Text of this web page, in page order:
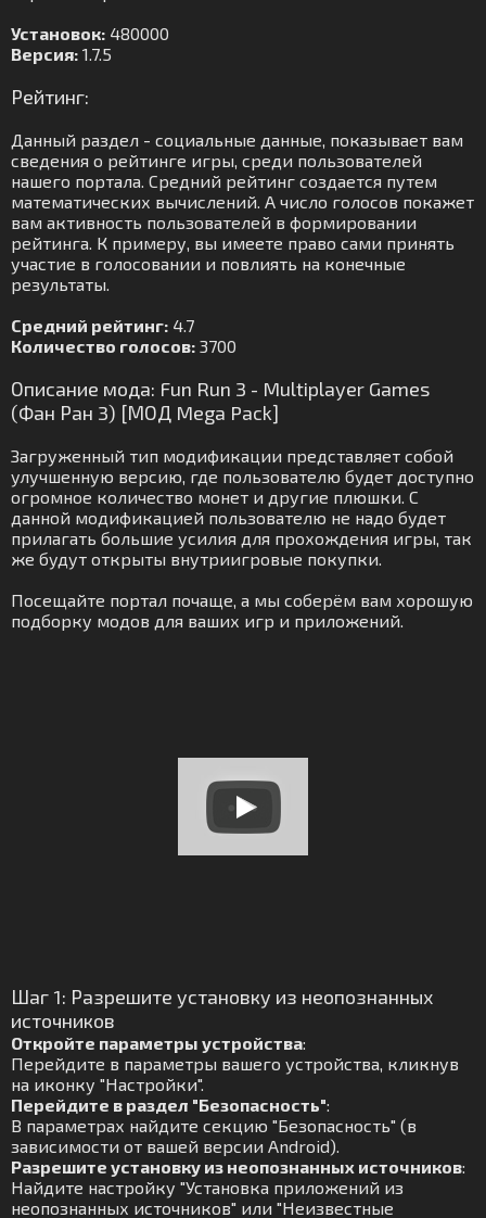
Установок: 480000
Версия: 1.7.5
Рейтинг:
Данный раздел - социальные данные, показывает вам
сведения о рейтинге игры, среди пользователей
нашего портала. Средний рейтинг создается путем
математических вычислений. А число голосов покажет
вам активность пользователей в формировании
рейтинга. К примеру, вы имеете право сами принять
участие в голосовании и повлиять на конечные
результаты.
Средний рейтинг: 4.7
Количество голосов: 3700
Описание мода: Fun Run 3 - Multiplayer Games
(Фан Ран 3) [МОД Mega Pack]
Загруженный тип модификации представляет собой
улучшенную версию, где пользователю будет доступно
огромное количество монет и другие плюшки. С
данной модификацией пользователю не надо будет
прилагать большие усилия для прохождения игры, так
же будут открыты внутриигровые покупки.
Посещайте портал почаще, а мы соберём вам хорошую
подборку модов для ваших игр и приложений.
Шаг 1: Разрешите установку из неопознанных
источников
Откройте параметры устройства:
Перейдите в параметры вашего устройства, кликнув
на иконку "Настройки".
Перейдите в раздел "Безопасность":
В параметрах найдите секцию "Безопасность" (в
зависимости от вашей версии Android).
Разрешите установку из неопознанных источников:
Найдите настройку "Установка приложений из
неопознанных источников" или "Неизвестные